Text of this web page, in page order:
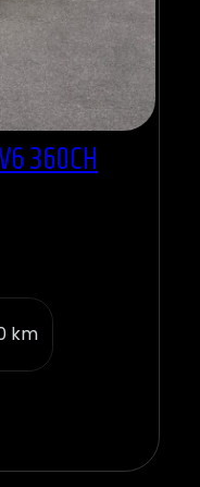
360CH
km